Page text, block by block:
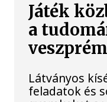
Játék
a
Látványos
feladatok és